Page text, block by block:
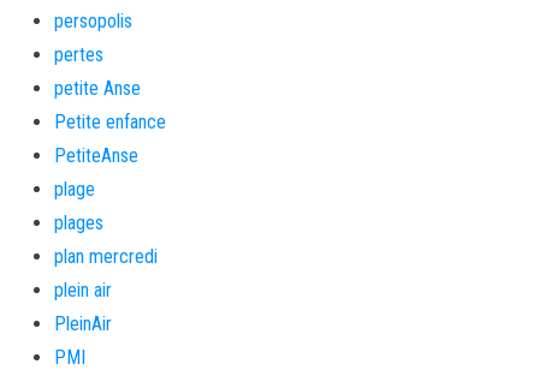
persopolis
pertes
petite Anse
Petite enfance
PetiteAnse
plage
plages
plan mercredi
plein air
PleinAir
PMI